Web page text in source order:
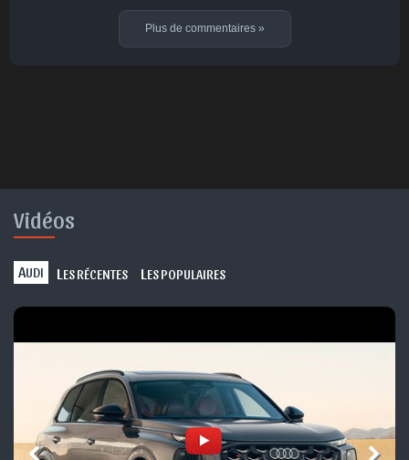
Plus de commentaires »
Vidéos
AUDI L ES RÉCENTES L ES POPULAIRES